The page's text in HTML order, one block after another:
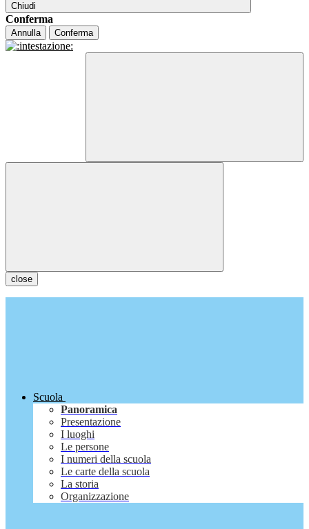
Chiudi
Conferma
Annulla Conferma
close
Scuola
Panoramica
Presentazione
I luoghi
Le persone
I numeri della scuola
Le carte della scuola
La storia
Organizzazione